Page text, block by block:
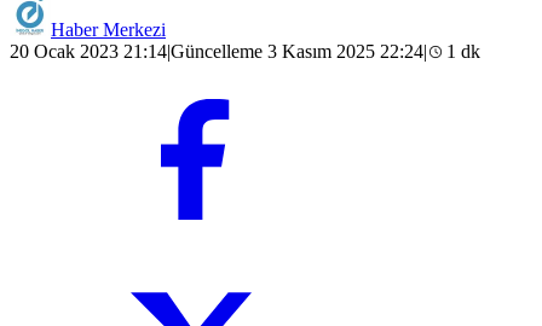
Haber Merkezi
20 Ocak 2023 21:14|Güncelleme 3 Kasım 2025 22:24| 1 dk